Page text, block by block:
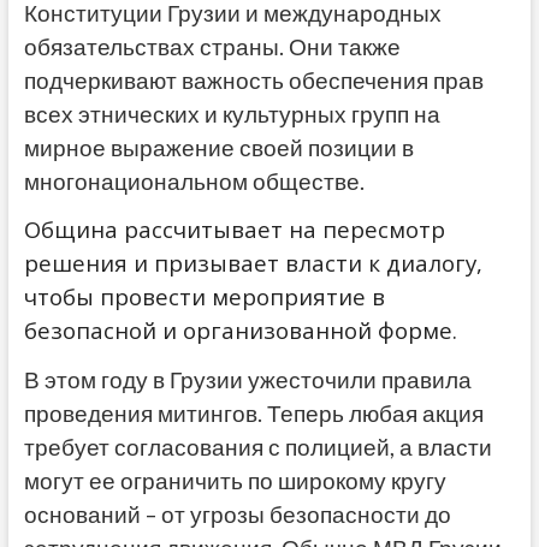
Конституции Грузии и международных
обязательствах страны. Они также
подчеркивают важность обеспечения прав
всех этнических и культурных групп на
мирное выражение своей позиции в
многонациональном обществе.
Община рассчитывает на пересмотр
решения и призывает власти к диалогу,
чтобы провести мероприятие в
безопасной и организованной форме.
В этом году в Грузии ужесточили правила
проведения митингов. Теперь любая акция
требует согласования с полицией, а власти
могут ее ограничить по широкому кругу
оснований – от угрозы безопасности до